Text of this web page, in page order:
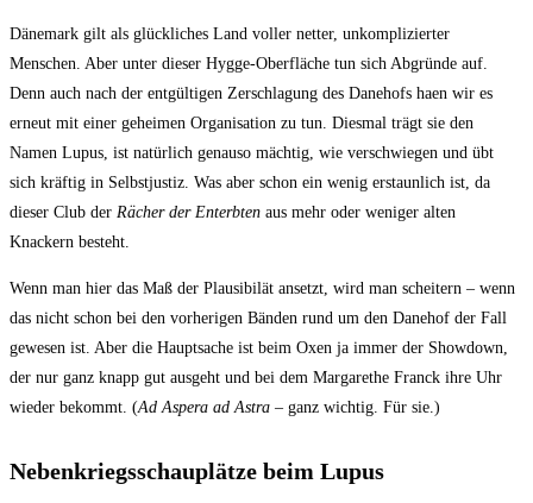
Dänemark gilt als glückliches Land voller netter, unkomplizierter
Menschen. Aber unter dieser Hygge-Oberfläche tun sich Abgründe auf.
Denn auch nach der entgültigen Zerschlagung des Danehofs haen wir es
erneut mit einer geheimen Organisation zu tun. Diesmal trägt sie den
Namen Lupus, ist natürlich genauso mächtig, wie verschwiegen und übt
sich kräftig in Selbstjustiz. Was aber schon ein wenig erstaunlich ist, da
dieser Club der Rächer der Enterbten aus mehr oder weniger alten
Knackern besteht.
Wenn man hier das Maß der Plausibilät ansetzt, wird man scheitern – wenn
das nicht schon bei den vorherigen Bänden rund um den Danehof der Fall
gewesen ist. Aber die Hauptsache ist beim Oxen ja immer der Showdown,
der nur ganz knapp gut ausgeht und bei dem Margarethe Franck ihre Uhr
wieder bekommt. (Ad Aspera ad Astra – ganz wichtig. Für sie.)
Nebenkriegsschauplätze beim Lupus